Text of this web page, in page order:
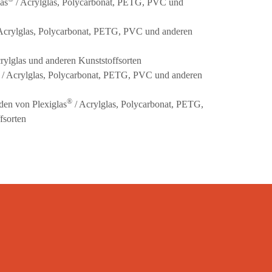
/ Acrylglas, Polycarbonat, PETG, PVC und
Polycarbonat, PETG, PVC und anderen
und anderen Kunststoffsorten
/ Acrylglas, Polycarbonat, PETG, PVC und anderen
von Plexiglas® / Acrylglas, Polycarbonat, PETG,